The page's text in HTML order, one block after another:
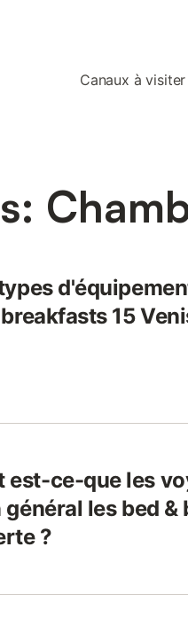
Canaux à
15
est-ce-que les
les bed &
?